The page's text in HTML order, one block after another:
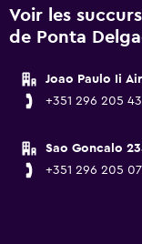
Voir les
de Ponta
Joao Paulo Ii
+351 296 205
Sao Goncalo
+351 296 205